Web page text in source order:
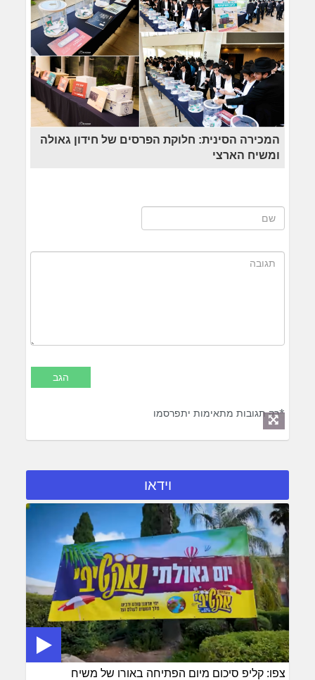
המכירה הסינית: חלוקת הפרסים של חידון גאולה
ומשיח הארצי
*רק תגובות מתאימות יתפרסמו
וידאו
צפו: קליפ סיכום מיום הפתיחה באורו של משיח